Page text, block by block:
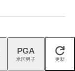
閉じる
PGA
米国男子 更新